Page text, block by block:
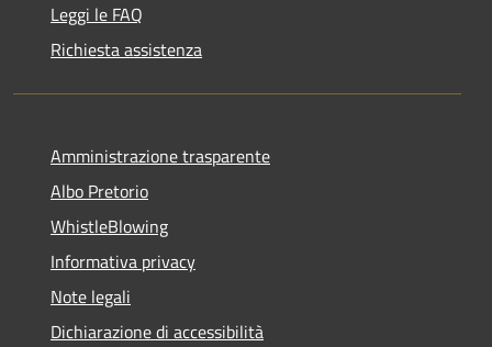
Leggi le FAQ
Richiesta assistenza
Amministrazione trasparente
Albo Pretorio
WhistleBlowing
Informativa privacy
Note legali
Dichiarazione di accessibilità